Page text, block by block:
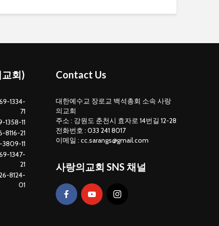
회)
1334-
71
11
8116-21
11
1347-
21
8124-
01
Contact Us
대한예수교 장로교 백석총회 소속 사랑
의교회
주소 : 강원도 춘천시 효자로 14번길 12-28
전화번호 : 033 241 8017
이메일 : cc.sarangs@gmail.com
사랑의교회 SNS 채널